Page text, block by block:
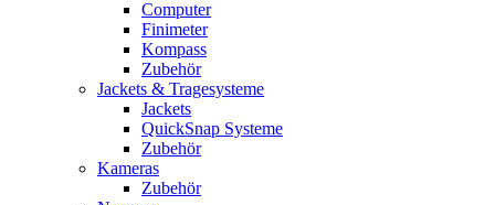
Computer
Finimeter
Kompass
Zubehör
Jackets & Tragesysteme
Jackets
QuickSnap Systeme
Zubehör
Kameras
Zubehör